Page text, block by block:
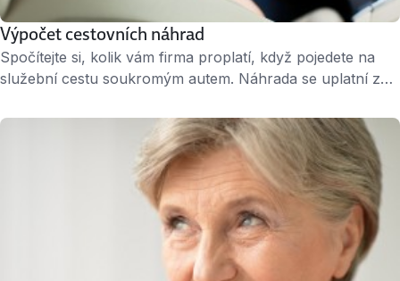
Výpočet cestovních náhrad
Spočítejte si, kolik vám firma proplatí, když pojedete na
služební cestu soukromým autem. Náhrada se uplatní za
Spotřeba vozu se vypočte jako aritmetický průměr z údajů
uvedených v technickém průkazu vozidla. Náhrada za
opotřebení vozidla je stanovena vyhláškou. Více
o výpočtu cestovních náhrad na webu Peníze.cz – zde.